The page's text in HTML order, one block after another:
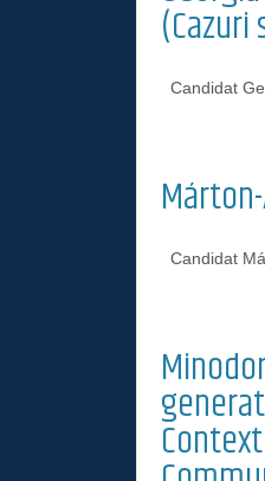
Candidat
Candidat